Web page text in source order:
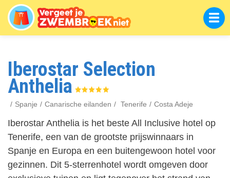
Overslaan
en
naar
gaan
Iberostar Selection
Anthelia
Spanje Canarische eilanden Tenerife Costa Adeje
Iberostar Anthelia is het beste All Inclusive hotel op
Tenerife, een van de grootste prijswinnaars in
Spanje en Europa en een buitengewoon hotel voor
gezinnen. Dit 5-sterrenhotel wordt omgeven door